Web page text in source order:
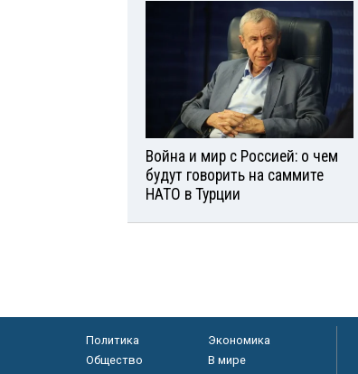
Война и мир с Россией: о чем
будут говорить на саммите
НАТО в Турции
Политика
Экономика
Общество
В мире